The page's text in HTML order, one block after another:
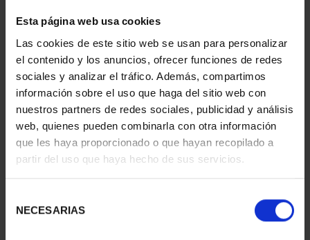
Esta página web usa cookies
Las cookies de este sitio web se usan para personalizar
el contenido y los anuncios, ofrecer funciones de redes
sociales y analizar el tráfico. Además, compartimos
información sobre el uso que haga del sitio web con
nuestros partners de redes sociales, publicidad y análisis
web, quienes pueden combinarla con otra información
que les haya proporcionado o que hayan recopilado a
partir del uso que haya hecho de sus servicios.
NECESARIAS
SUSCRIPCIÓN CIUDADES
PATRIMONIO DE LA
HU...
1.095,00 €
Sólo para usuarios
registrados
CIUDADES PATRIMONIO
III - TARRAGONA
73,00 €